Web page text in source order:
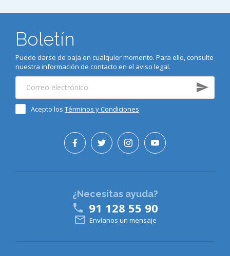
Boletín
Puede darse de baja en cualquier momento. Para ello, consulte
nuestra información de contacto en el aviso legal.
Acepto los Términos y Condiciones
¿Necesitas ayuda?
 91 128 55 90
 Envíanos un mensaje